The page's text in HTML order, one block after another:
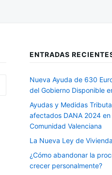
ENTRADAS
Nueva Ayuda de 630
del Gobierno Disponible
Ayudas y Medidas
afectados DANA 2024 en
Comunidad Valenciana
La Nueva Ley de Vivienda
¿Cómo abandonar la
crecer personalmente?